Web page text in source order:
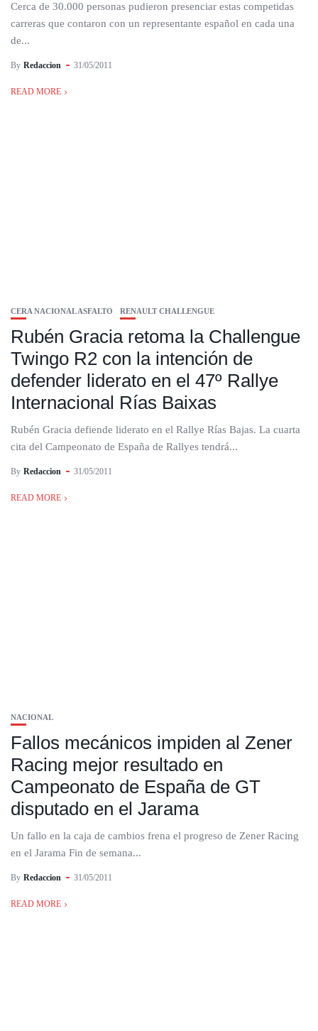
Cerca de 30.000 personas pudieron presenciar estas competidas
carreras que contaron con un representante español en cada una
de...
By Redaccion 31/05/2011
READ MORE
CERA NACIONAL ASFALTO RENAULT CHALLENGUE
Rubén Gracia retoma la Challengue
Twingo R2 con la intención de
defender liderato en el 47º Rallye
Internacional Rías Baixas
Rubén Gracia defiende liderato en el Rallye Rías Bajas. La cuarta
cita del Campeonato de España de Rallyes tendrá...
By Redaccion 31/05/2011
READ MORE
NACIONAL
Fallos mecánicos impiden al Zener
Racing mejor resultado en
Campeonato de España de GT
disputado en el Jarama
Un fallo en la caja de cambios frena el progreso de Zener Racing
en el Jarama Fin de semana...
By Redaccion 31/05/2011
READ MORE